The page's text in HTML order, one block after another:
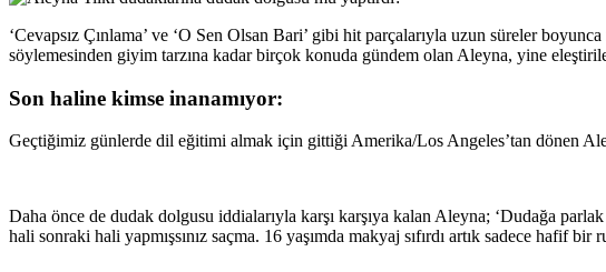
‘Cevapsız Çınlama’ ve ‘O Sen Olsan Bari’ gibi hit parçalarıyla uzun süreler
söylemesinden giyim tarzına kadar birçok konuda gündem olan Aleyna, yine
Son haline kimse inanamıyor:
Geçtiğimiz günlerde dil eğitimi almak için gittiği Amerika/Los Angeles’tan dönen
Daha önce de dudak dolgusu iddialarıyla karşı karşıya kalan Aleyna; ‘Dudağa
hali sonraki hali yapmışsınız saçma. 16 yaşımda makyaj sıfırdı artık sadece hafif